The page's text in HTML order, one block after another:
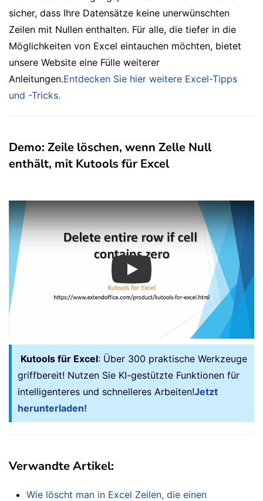
sicher, dass Ihre Datensätze keine unerwünschten
Zeilen mit Nullen enthalten. Für alle, die tiefer in die
Möglichkeiten von Excel eintauchen möchten, bietet
unsere Website eine Fülle weiterer
Anleitungen.Entdecken Sie hier weitere Excel-Tipps
und -Tricks.
Demo: Zeile löschen, wenn Zelle Null
enthält, mit Kutools für Excel
Play
Kutools für Excel: Über 300 praktische Werkzeuge
griffbereit! Nutzen Sie KI-gestützte Funktionen für
intelligenteres und schnelleres Arbeiten!Jetzt
herunterladen!
Verwandte Artikel:
Wie löscht man in Excel Zeilen, die einen